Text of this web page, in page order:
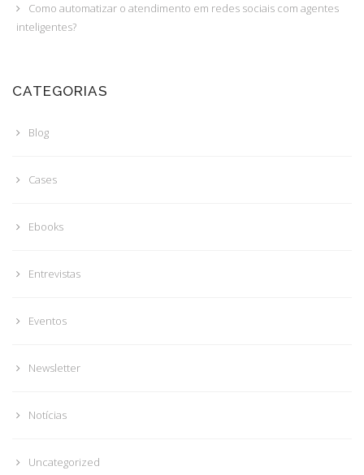
Como automatizar o atendimento em redes sociais com agentes
inteligentes?
CATEGORIAS
Blog
Cases
Ebooks
Entrevistas
Eventos
Newsletter
Notícias
Uncategorized